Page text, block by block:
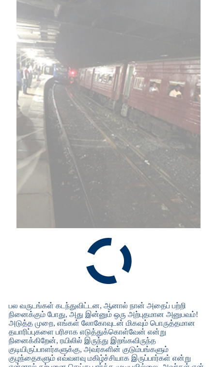
பல வருடங்கள் கடந்துவிட்டன, ஆனால் நான் அதைப் பற்றி
நினைக்கும் போது, ​​அது இன்னும் ஒரு அற்புதமான அனுபவம்!
அடுத்த முறை, எங்கள் லோகோவுடன் மிகவும் பொருத்தமான
தயாரிப்புகளை பரிசாக எடுத்துக்கொள்வேன் என்று
நினைக்கிறேன், ரயிலில் இருந்து இறங்கவிருந்த
குடியிருப்பாளர்களுக்கு, அவர்களின் குடும்பங்களும்
குழந்தைகளும் எவ்வளவு மகிழ்ச்சியாக இருப்பார்கள் என்று